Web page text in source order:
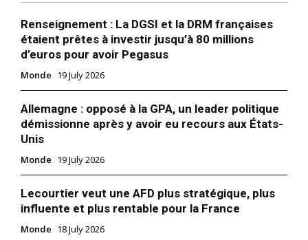
Renseignement : La DGSI et la DRM françaises
étaient prêtes à investir jusqu’à 80 millions
d’euros pour avoir Pegasus
Monde 19 July 2026
Allemagne : opposé à la GPA, un leader politique
démissionne après y avoir eu recours aux États-
Unis
Monde 19 July 2026
Lecourtier veut une AFD plus stratégique, plus
influente et plus rentable pour la France
Monde 18 July 2026